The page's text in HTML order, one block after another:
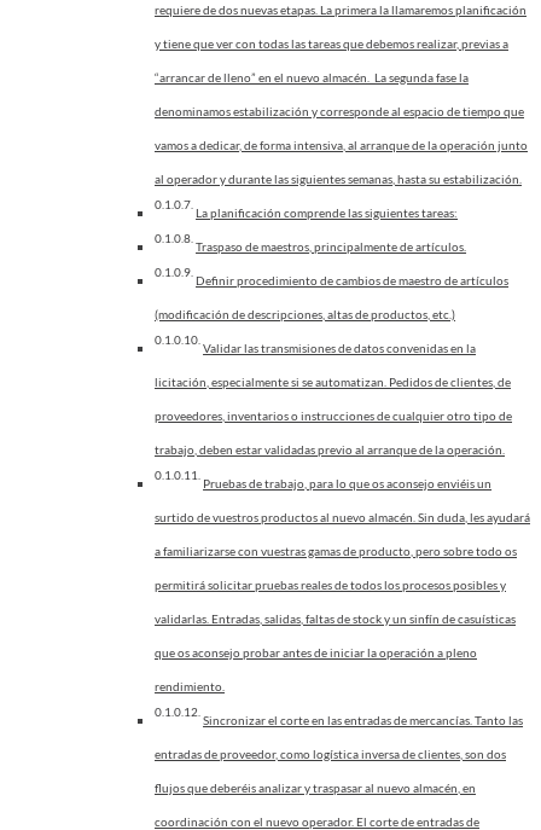
requiere de dos nuevas etapas. La primera la llamaremos planificación
y tiene que ver con todas las tareas que debemos realizar, previas a
“arrancar de lleno” en el nuevo almacén. La segunda fase la
denominamos estabilización y corresponde al espacio de tiempo que
vamos a dedicar, de forma intensiva, al arranque de la operación junto
al operador y durante las siguientes semanas, hasta su estabilización.
La planificación comprende las siguientes tareas:
Traspaso de maestros, principalmente de artículos.
Definir procedimiento de cambios de maestro de artículos
(modificación de descripciones, altas de productos, etc.)
Validar las transmisiones de datos convenidas en la
licitación, especialmente si se automatizan. Pedidos de clientes, de
proveedores, inventarios o instrucciones de cualquier otro tipo de
trabajo, deben estar validadas previo al arranque de la operación.
Pruebas de trabajo, para lo que os aconsejo enviéis un
surtido de vuestros productos al nuevo almacén. Sin duda, les ayudará
a familiarizarse con vuestras gamas de producto, pero sobre todo os
permitirá solicitar pruebas reales de todos los procesos posibles y
validarlas. Entradas, salidas, faltas de stock y un sinfín de casuísticas
que os aconsejo probar antes de iniciar la operación a pleno
rendimiento.
Sincronizar el corte en las entradas de mercancías. Tanto las
entradas de proveedor, como logística inversa de clientes, son dos
flujos que deberéis analizar y traspasar al nuevo almacén, en
coordinación con el nuevo operador. El corte de entradas de